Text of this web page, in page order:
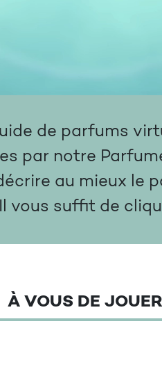
de parfums
par notre
au mieux le
Il vous suffit de
À VOUS DE